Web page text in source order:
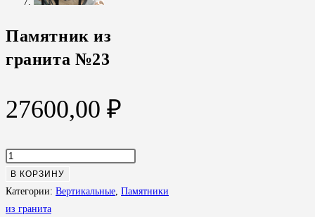
Памятник из
гранита №23
27600,00 ₽
Количество
товара
Памятник
из
В КОРЗИНУ
Категории: Вертикальные Памятники
из гранита